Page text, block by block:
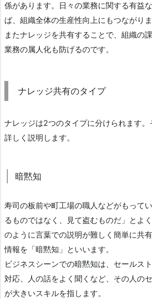
係があります。日々の業務に関する有益
ば、組織全体の生産性向上にもつながりま
またナレッジを共有することで、組織の
業務の属人化も防げるのです。
ナレッジ共有のタイプ
ナレッジは2つのタイプに分けられます
詳しく説明します。
暗黙知
寿司の板前や町工場の職人などがもって
るものではなく、見て盗むものだ」とよ
のように言葉での説明が難しく簡単に共
情報を「暗黙知」といいます。
ビジネスシーンでの暗黙知は、セールス
対応、人の話をよく聞くなど、その人の
が大きいスキルを指します。